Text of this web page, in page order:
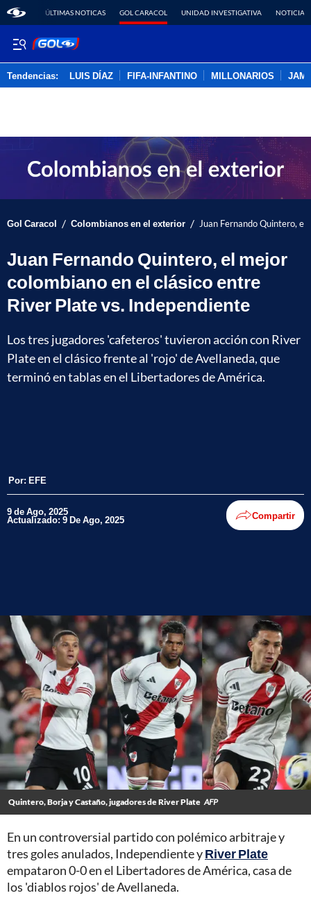
ÚLTIMAS NOTICAS GOL CARACOL UNIDAD INVESTIGATIVA NOTICIAS
Tendencias: LUIS DÍAZ FIFA-INFANTINO MILLONARIOS
Gol Caracol / Colombianos en el exterior / Juan Fernando Quintero,
Juan Fernando Quintero, el mejor
colombiano en el clásico entre
River Plate vs. Independiente
Los tres jugadores 'cafeteros' tuvieron acción con River
Plate en el clásico frente al 'rojo' de Avellaneda, que
terminó en tablas en el Libertadores de América.
Por: EFE
9 de Ago, 2025
Actualizado: 9 De Ago, 2025 Compartir
Quintero, Borja y Castaño, jugadores de River Plate AFP
En un controversial partido con polémico arbitraje y
tres goles anulados, Independiente yRiver Plate
empataron 0-0 en el Libertadores de América, casa de
los 'diablos rojos' de Avellaneda.